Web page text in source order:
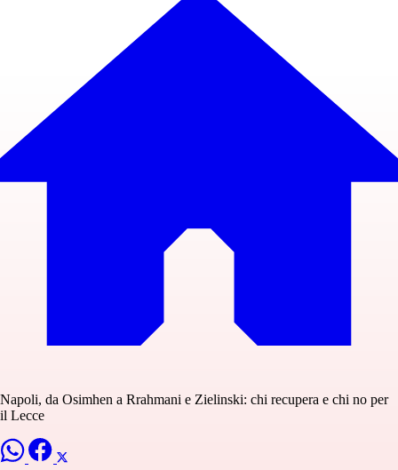
Napoli, da Osimhen a Rrahmani e Zielinski: chi recupera e chi no per
il Lecce